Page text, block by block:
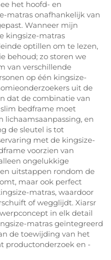
het hoofd- en
matras onafhankelijk van
Wanneer mijn
kingsize-matras
optillen om te lezen,
behoud; zo storen we
van verschillende
op één kingsize-
uit de
dat de combinatie van
bedframe moet
lichaamsaanpassing, en
de sleutel is tot
met de kingsize-
voorzien van
ongelukkige
uitstappen rondom de
maar ook perfect
matras, waardoor
of wegglijdt. Xiarsr
in elk detail
matras geïntegreerd
de toewijding van het
productonderzoek en -